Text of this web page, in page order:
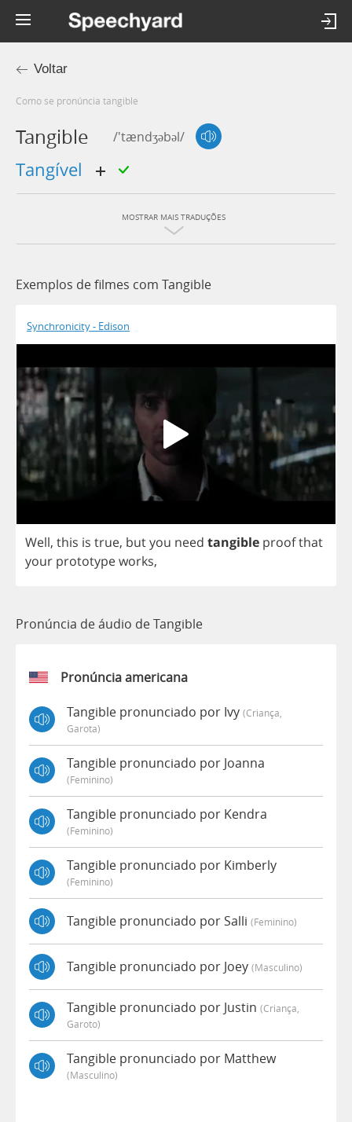
Voltar
Como se pronúncia tangible
Tangible /'tændʒəbəl/
tangível
MOSTRAR MAIS TRADUÇÕES
Exemplos de filmes com Tangible
Synchronicity - Edison
Well, this is true, butyou need tangible proofthat
your prototypeworks,
Pronúncia de áudio de Tangible
Pronúncia americana
Tangible pronunciado por Ivy (criança,
Garota)
Tangible pronunciado por Joanna
(feminino)
Tangible pronunciado por Kendra
(feminino)
Tangible pronunciado por Kimberly
(feminino)
Tangible pronunciado por Salli (feminino)
Tangible pronunciado por Joey (masculino)
Tangible pronunciado por Justin (criança,
Garoto)
Tangible pronunciado por Matthew
(masculino)